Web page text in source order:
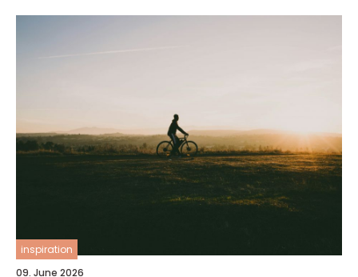
inspiration
09. June 2026